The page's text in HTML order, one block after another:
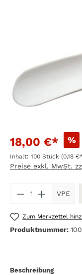
18,00 €* %
Inhalt: 100 Stück (0,18
Preise exkl. MwSt.
ProduktVPE
Zum Merkzettel
Produktnummer:
Beschreibung